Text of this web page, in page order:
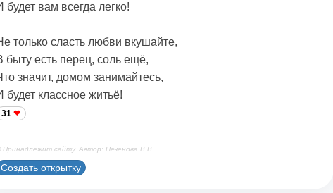
будет вам всегда легко!
только сласть любви вкушайте,
быту есть перец, соль ещё,
значит, домом занимайтесь,
будет классное житьё!
31
Принадлежит сайту. Автор: Печенова В.В.
Создать открытку